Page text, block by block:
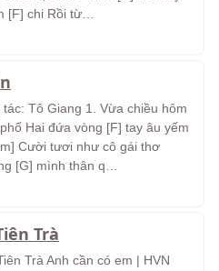
[F] chi Rồi từ…
Tô Giang 1. Vừa chiều hôm
Hai đứa vòng [F] tay âu yếm
Cười tươi như cô gái thơ
[G] mình thân q…
Trà
Trà Anh cần có em | HVN